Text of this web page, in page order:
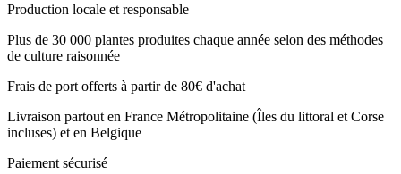
Production locale et responsable
Plus de 30 000 plantes produites chaque année selon des méthodes
de culture raisonnée
Frais de port offerts à partir de 80€ d'achat
Livraison partout en France Métropolitaine (Îles du littoral et Corse
incluses) et en Belgique
Paiement sécurisé